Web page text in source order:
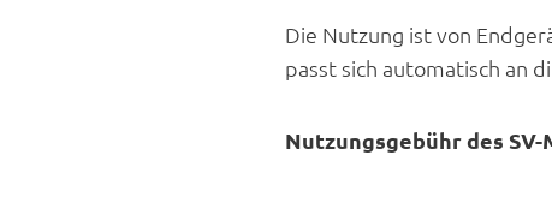
Die Nutzung ist von
passt sich automatisch an
Nutzungsgebühr des